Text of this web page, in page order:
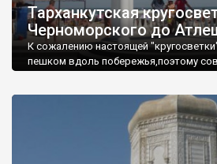
Тарханкутская
Черноморского до
К сожалению настоящей
пешком вдоль побережья,поэтому